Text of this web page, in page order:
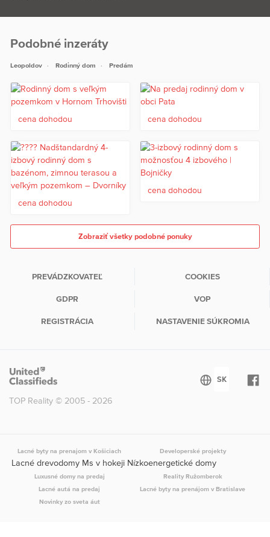
Podobné inzeráty
Leopoldov Rodinný dom Predám
cena dohodou cena dohodou
cena dohodou
cena dohodou
Zobraziť všetky podobné ponuky
PREVÁDZKOVATEĽ COOKIES
GDPR VOP
REGISTRÁCIA NASTAVENIE SÚKROMIA
TOP Reality © 2005 - 2026
Lacné byty na prenajom v Košiciach Developerské projekty
Lacné drevodomy Ms v hokeji Nízkoenergetické domy
Luxusné domy na predaj
Reality Ružomberok
Lacné autá na predaj
Lacné byty na prenájom v Bratislave
Novinky zo sveta áut